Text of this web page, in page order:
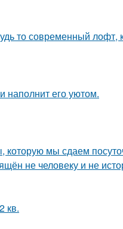
то современный лофт,
наполнит его уютом.
которую мы сдаем
не человеку и не
кв.